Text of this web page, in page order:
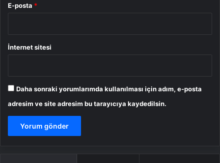
E-posta *
İnternet sitesi
Daha sonraki yorumlarımda kullanılması için adım, e-posta
adresim ve site adresim bu tarayıcıya kaydedilsin.